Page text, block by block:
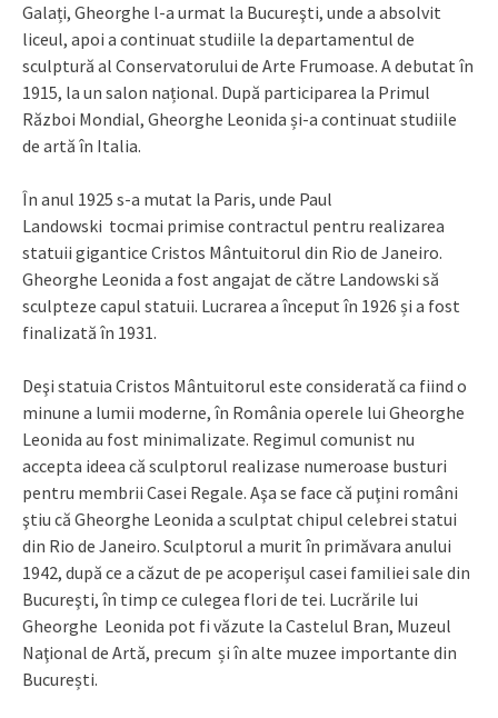
Galați, Gheorghe l-a urmat la Bucureşti, unde a absolvit
liceul, apoi a continuat studiile la departamentul de
sculptură al Conservatorului de Arte Frumoase. A debutat în
1915, la un salon național. După participarea la Primul
Război Mondial, Gheorghe Leonida și-a continuat studiile
de artă în Italia.
În anul 1925 s-a mutat la Paris, unde Paul
Landowski tocmai primise contractul pentru realizarea
statuii gigantice Cristos Mântuitorul din Rio de Janeiro.
Gheorghe Leonida a fost angajat de către Landowski să
sculpteze capul statuii. Lucrarea a început în 1926 și a fost
finalizată în 1931.
Deşi statuia Cristos Mântuitorul este considerată ca fiind o
minune a lumii moderne, în România operele lui Gheorghe
Leonida au fost minimalizate. Regimul comunist nu
accepta ideea că sculptorul realizase numeroase busturi
pentru membrii Casei Regale. Aşa se face că puţini români
ştiu că Gheorghe Leonida a sculptat chipul celebrei statui
din Rio de Janeiro. Sculptorul a murit în primăvara anului
1942, după ce a căzut de pe acoperişul casei familiei sale din
Bucureşti, în timp ce culegea flori de tei. Lucrările lui
Gheorghe Leonida pot fi văzute la Castelul Bran, Muzeul
Naţional de Artă, precum și în alte muzee importante din
București.